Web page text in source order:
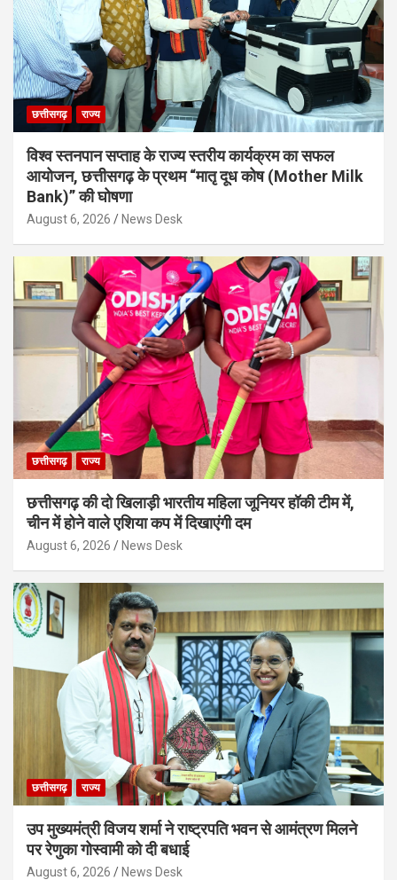
छत्तीसगढ़ राज्य
विश्व स्तनपान सप्ताह के राज्य स्तरीय कार्यक्रम का सफल
आयोजन, छत्तीसगढ़ के प्रथम “मातृ दूध कोष (Mother Milk
Bank)” की घोषणा
August 6, 2026 News Desk
छत्तीसगढ़ राज्य
छत्तीसगढ़ की दो खिलाड़ी भारतीय महिला जूनियर हॉकी टीम में,
चीन में होने वाले एशिया कप में दिखाएंगी दम
August 6, 2026 News Desk
छत्तीसगढ़ राज्य
उप मुख्यमंत्री विजय शर्मा ने राष्ट्रपति भवन से आमंत्रण मिलने
पर रेणुका गोस्वामी को दी बधाई
August 6, 2026 News Desk